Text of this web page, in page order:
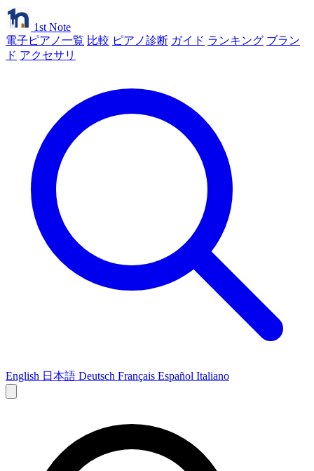
1st Note
電子ピアノ一覧 比較 ピアノ診断 ガイド ランキング ブラン
ド アクセサリ
English 日本語 Deutsch Français Español Italiano